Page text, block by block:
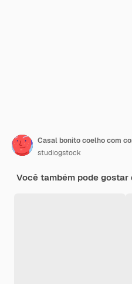
Casal bonito coelho com
studiogstock
Você também pode